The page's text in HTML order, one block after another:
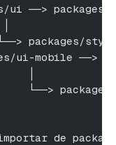
──> packages/
│
styles
ui-mobile ──>
│
packages/
de